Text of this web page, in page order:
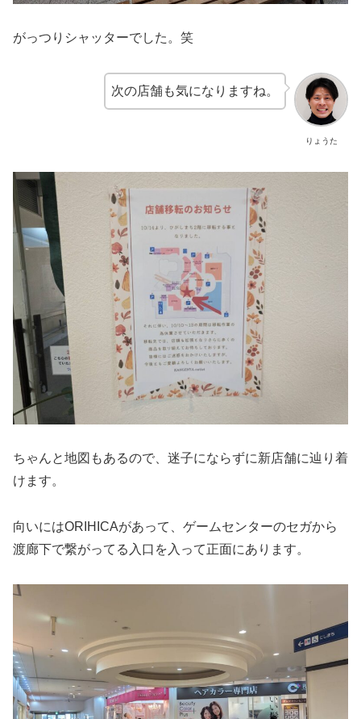
がっつりシャッターでした。笑
りょうた
次の店舗も気になりますね。
ちゃんと地図もあるので、迷子にならずに新店舗に辿り着
けます。
向いにはORIHICAがあって、ゲームセンターのセガから
渡廊下で繋がってる入口を入って正面にあります。